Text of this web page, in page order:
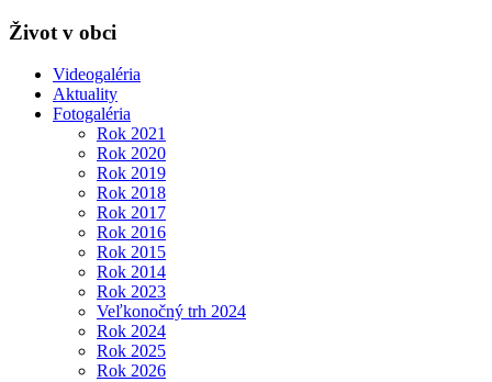
Život v obci
Videogaléria
Aktuality
Fotogaléria
Rok 2021
Rok 2020
Rok 2019
Rok 2018
Rok 2017
Rok 2016
Rok 2015
Rok 2014
Rok 2023
Veľkonočný trh 2024
Rok 2024
Rok 2025
Rok 2026